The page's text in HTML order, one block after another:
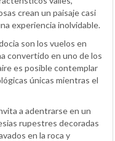
crean un paisaje casi
experiencia inolvidable.
son los vuelos en
convertido en uno de los
es posible contemplar
únicas mientras el
a adentrarse en un
rupestres decoradas
en la roca y